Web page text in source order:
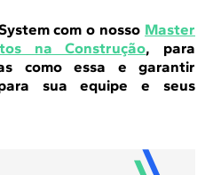
com o nosso Master
na Construção, para
como essa e garantir
sua equipe e seus